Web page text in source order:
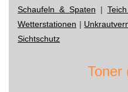
Schaufeln & Spaten |
Wetterstationen |
Sichtschutz
Toner